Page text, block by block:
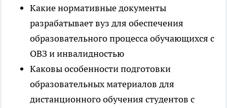
Какие нормативные документы
разрабатывает вуз для обеспечения
образовательного процесса обучающихся с
ОВЗ и инвалидностью
Каковы особенности подготовки
образовательных материалов для
дистанционного обучения студентов с